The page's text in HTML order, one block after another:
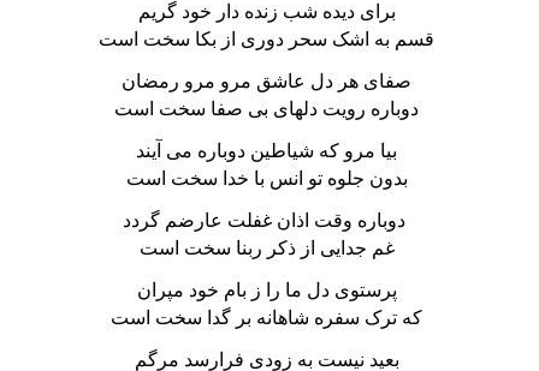
برای دیده شب زنده دار خود گریم
قسم به اشک سحر دوری از بکا سخت است
صفای هر دل عاشق مرو مرو رمضان
دوباره رویت دلهای بی صفا سخت است
بیا مرو که شیاطین دوباره می آیند
بدون جلوه تو انس با خدا سخت است
دوباره وقت اذان غفلت عارضم گردد
غم جدایی از ذکر ربنا سخت است
پرستوی دل ما را ز بام خود مپران
که ترک سفره شاهانه بر گدا سخت است
بعید نیست به زودی فرارسد مرگم